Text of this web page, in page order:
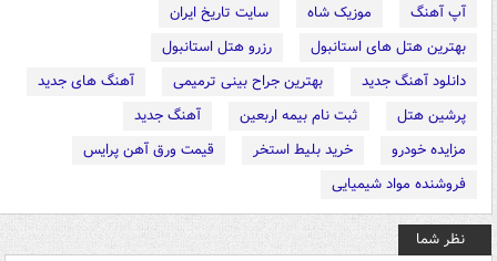
آپ آهنگ موزیک شاه
سایت تاریخ ایران
بهترین هتل های استانبول
رزرو هتل استانبول
دانلود آهنگ جدید
بهترین جراح بینی ترمیمی
آهنگ های جدید
پرشین هتل
ثبت نام بیمه اربعین
آهنگ جدید
مزایده خودرو
خرید بلیط استخر
قیمت ورق آهن پرایس
فروشنده مواد شیمیایی
نظر شما